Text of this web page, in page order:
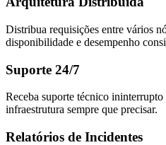
Distribua requisições entre vários
disponibilidade e desempenho
Suporte 24/7
Receba suporte técnico ininterrupto
infraestrutura sempre que precisar.
Relatórios de Incidentes